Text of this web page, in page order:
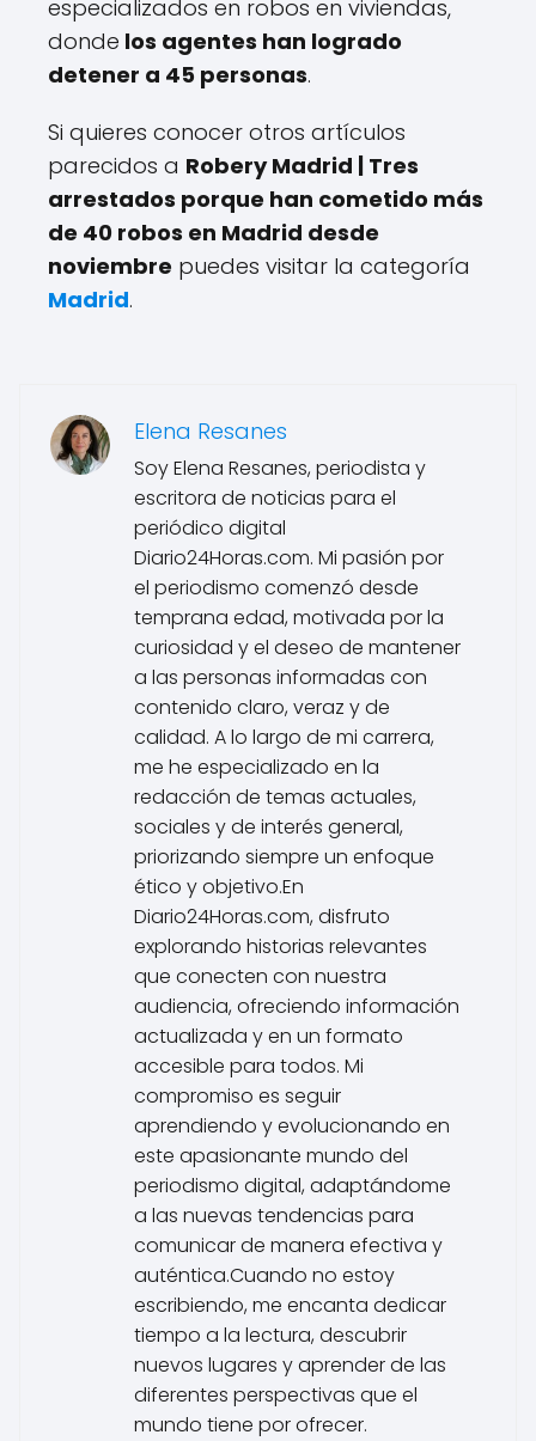
especializados en robos en viviendas,
donde los agentes han logrado
detener a 45 personas.
Si quieres conocer otros artículos
parecidos a Robery Madrid | Tres
arrestados porque han cometido más
de 40 robos en Madrid desde
noviembre puedes visitar la categoría
Madrid.
Elena Resanes
Soy Elena Resanes, periodista y
escritora de noticias para el
periódico digital
Diario24Horas.com. Mi pasión por
el periodismo comenzó desde
temprana edad, motivada por la
curiosidad y el deseo de mantener
a las personas informadas con
contenido claro, veraz y de
calidad. A lo largo de mi carrera,
me he especializado en la
redacción de temas actuales,
sociales y de interés general,
priorizando siempre un enfoque
ético y objetivo.En
Diario24Horas.com, disfruto
explorando historias relevantes
que conecten con nuestra
audiencia, ofreciendo información
actualizada y en un formato
accesible para todos. Mi
compromiso es seguir
aprendiendo y evolucionando en
este apasionante mundo del
periodismo digital, adaptándome
a las nuevas tendencias para
comunicar de manera efectiva y
auténtica.Cuando no estoy
escribiendo, me encanta dedicar
tiempo a la lectura, descubrir
nuevos lugares y aprender de las
diferentes perspectivas que el
mundo tiene por ofrecer.